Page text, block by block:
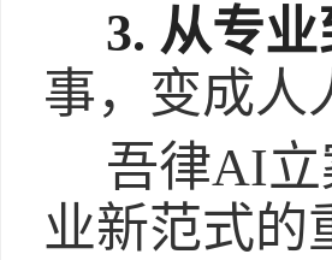
3. 从专业
事，变成人
吾律AI
业新范式